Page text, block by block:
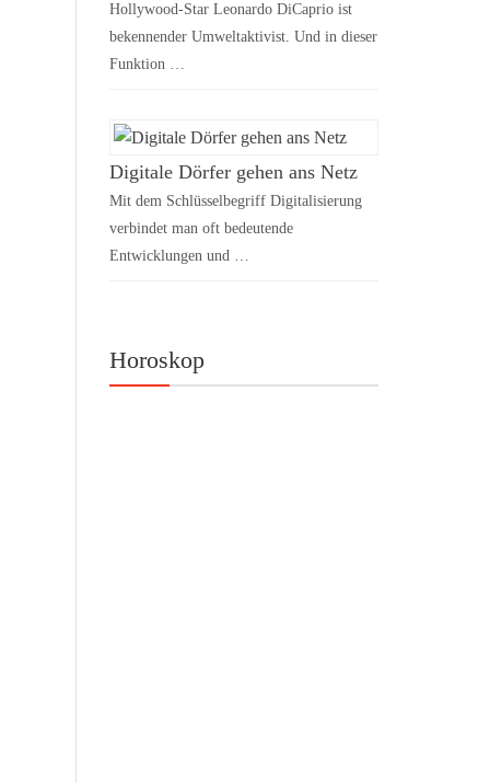
Hollywood-Star Leonardo DiCaprio ist
bekennender Umweltaktivist. Und in dieser
Funktion …
Digitale Dörfer gehen ans Netz
Mit dem Schlüsselbegriff Digitalisierung
verbindet man oft bedeutende
Entwicklungen und …
Horoskop